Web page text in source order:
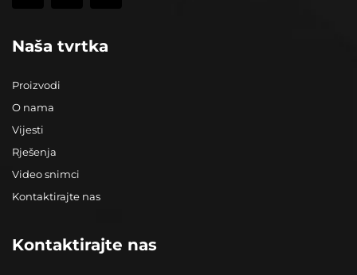
Naša tvrtka
Proizvodi
O nama
Vijesti
Rješenja
Video snimci
Kontaktirajte nas
Kontaktirajte nas